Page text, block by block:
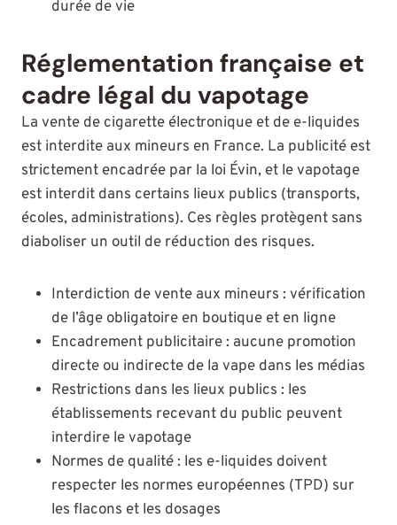
durée de vie
Réglementation française et
cadre légal du vapotage
La vente de cigarette électronique et de e-liquides
est interdite aux mineurs en France. La publicité est
strictement encadrée par la loi Évin, et le vapotage
est interdit dans certains lieux publics (transports,
écoles, administrations). Ces règles protègent sans
diaboliser un outil de réduction des risques.
Interdiction de vente aux mineurs : vérification
de l’âge obligatoire en boutique et en ligne
Encadrement publicitaire : aucune promotion
directe ou indirecte de la vape dans les médias
Restrictions dans les lieux publics : les
établissements recevant du public peuvent
interdire le vapotage
Normes de qualité : les e-liquides doivent
respecter les normes européennes (TPD) sur
les flacons et les dosages